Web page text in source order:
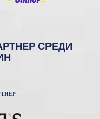
СРЕДИ